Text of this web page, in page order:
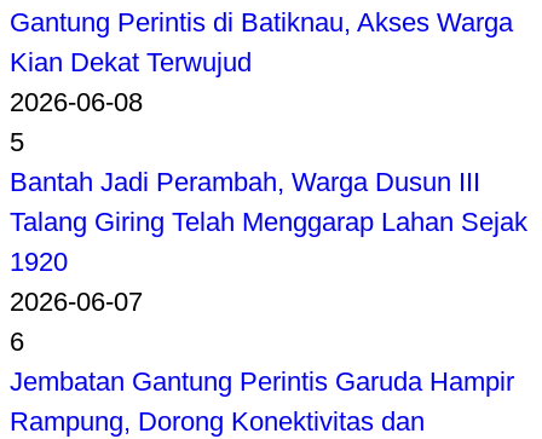
Gantung Perintis di Batiknau, Akses Warga
Kian Dekat Terwujud
2026-06-08
5
Bantah Jadi Perambah, Warga Dusun III
Talang Giring Telah Menggarap Lahan Sejak
1920
2026-06-07
6
Jembatan Gantung Perintis Garuda Hampir
Rampung, Dorong Konektivitas dan